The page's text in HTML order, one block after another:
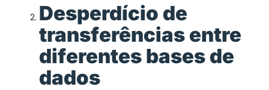
Desperdício de
transferências entre
diferentes bases de
dados